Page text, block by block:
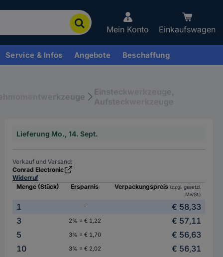
Mein Konto Einkaufswagen
Service & Infos Angebote Beschaffung
Einsteckwerkzeuge,
Aufsteckwerkzeuge
Lieferung Mo., 14. Sept.
Verkauf und Versand:
Conrad Electronic
Widerruf
Menge (Stück)
Ersparnis Verpackungspreis (zzgl. gesetzl.
MwSt.)
1 -
€ 58,33
3
2% = € 1,22
€ 57,11
5
3% = € 1,70
€ 56,63
10
3% = € 2,02
€ 56,31